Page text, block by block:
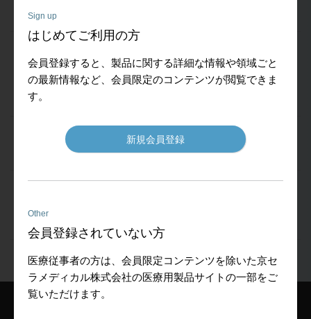
Sign up
はじめてご利用の方
会員登録すると、製品に関する詳細な情報や領域ごと
の最新情報など、会員限定のコンテンツが閲覧できま
す。
新規会員登録
Other
会員登録されていない方
医療従事者の方は、会員限定コンテンツを除いた京セ
ラメディカル株式会社の医療用製品サイトの一部をご
覧いただけます。
(572KB)
東京事業所移転（2023.07.18～）に関するお知らせ
(144KB)
2022.07.22
メディカル事業部のサイトをリニューアルしました。